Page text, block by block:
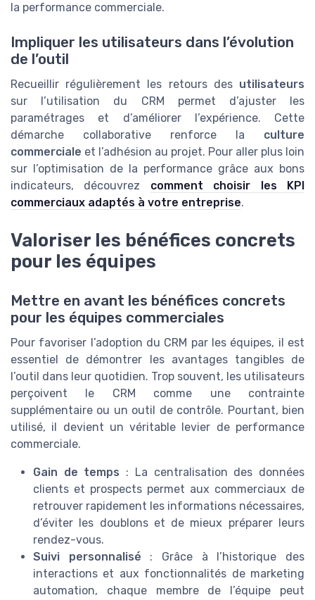
la performance commerciale.
Impliquer les utilisateurs dans l’évolution
de l’outil
Recueillir régulièrement les retours des utilisateurs
sur l’utilisation du CRM permet d’ajuster les
paramétrages et d’améliorer l’expérience. Cette
démarche collaborative renforce la culture
commerciale et l’adhésion au projet. Pour aller plus loin
sur l’optimisation de la performance grâce aux bons
indicateurs, découvrez comment choisir les KPI
commerciaux adaptés à votre entreprise.
Valoriser les bénéfices concrets
pour les équipes
Mettre en avant les bénéfices concrets
pour les équipes commerciales
Pour favoriser l’adoption du CRM par les équipes, il est
essentiel de démontrer les avantages tangibles de
l’outil dans leur quotidien. Trop souvent, les utilisateurs
perçoivent le CRM comme une contrainte
supplémentaire ou un outil de contrôle. Pourtant, bien
utilisé, il devient un véritable levier de performance
commerciale.
Gain de temps : La centralisation des données
clients et prospects permet aux commerciaux de
retrouver rapidement les informations nécessaires,
d’éviter les doublons et de mieux préparer leurs
rendez-vous.
Suivi personnalisé : Grâce à l’historique des
interactions et aux fonctionnalités de marketing
automation, chaque membre de l’équipe peut